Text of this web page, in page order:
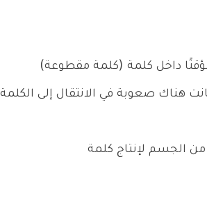
داخل كلمة (كلمة مقطوعة)
هناك صعوبة في الانتقال إلى الكلمة
من الجسم لإنتاج كلمة